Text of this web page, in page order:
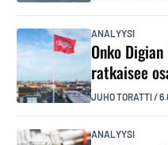
ANALYYSI
Onko
ratkaisee
JUHO TORATTI/
ANALYYSI